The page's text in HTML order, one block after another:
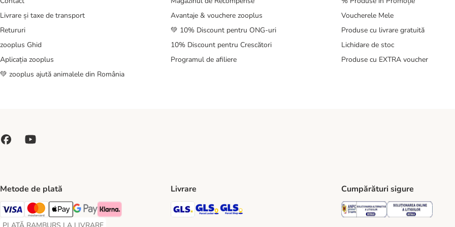
Livrare și taxe de transport
Retururi
zooplus Ghid
Aplicația zooplus
💚 zooplus ajută animalele din România
Avantaje & vouchere zooplus
💚 10% Discount pentru ONG-uri
10% Discount pentru Crescători
Programul de afiliere
Voucherele Mele
Produse cu livrare gratuită
Lichidare de stoc
Produse cu EXTRA voucher
Metode de plată
Visa Payment Method
Master Card Payment Method
Apple Pay Payment Method
Google Pay Payment Method
Klarna Payment Method
Livrare
GLS Shipping Method
GLS Locker Shipping Method
GLS Parcel Shop Shipping Method
Cumpărături sigure
Security